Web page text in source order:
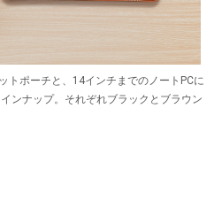
トポーチと、14インチまでのノートPCに
ンナップ。それぞれブラックとブラウン